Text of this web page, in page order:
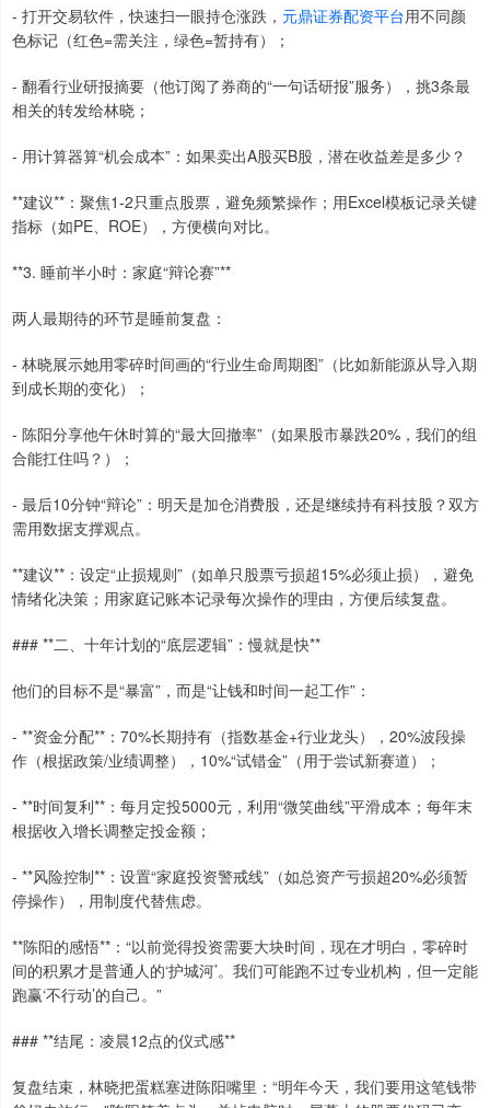
- 打开交易软件，快速扫一眼持仓涨跌， 元鼎证券配资平台用不同颜
色标记（红色=需关注，绿色=暂持有）；
- 翻看行业研报摘要（他订阅了券商的“一句话研报”服务），挑3条最
相关的转发给林晓；
- 用计算器算“机会成本”：如果卖出A股买B股，潜在收益差是多少？
**建议**：聚焦1-2只重点股票，避免频繁操作；用Excel模板记录关键
指标（如PE、ROE），方便横向对比。
**3. 睡前半小时：家庭“辩论赛”**
两人最期待的环节是睡前复盘：
- 林晓展示她用零碎时间画的“行业生命周期图”（比如新能源从导入期
到成长期的变化）；
- 陈阳分享他午休时算的“最大回撤率”（如果股市暴跌20%，我们的组
合能扛住吗？）；
- 最后10分钟“辩论”：明天是加仓消费股，还是继续持有科技股？双方
需用数据支撑观点。
**建议**：设定“止损规则”（如单只股票亏损超15%必须止损），避免
情绪化决策；用家庭记账本记录每次操作的理由，方便后续复盘。
### **二、十年计划的“底层逻辑”：慢就是快**
他们的目标不是“暴富”，而是“让钱和时间一起工作”：
- **资金分配**：70%长期持有（指数基金+行业龙头），20%波段操
作（根据政策/业绩调整），10%“试错金”（用于尝试新赛道）；
- **时间复利**：每月定投5000元，利用“微笑曲线”平滑成本；每年末
根据收入增长调整定投金额；
- **风险控制**：设置“家庭投资警戒线”（如总资产亏损超20%必须暂
停操作），用制度代替焦虑。
**陈阳的感悟**：“以前觉得投资需要大块时间，现在才明白，零碎时
间的积累才是普通人的‘护城河’。我们可能跑不过专业机构，但一定能
跑赢‘不行动’的自己。”
### **结尾：凌晨12点的仪式感**
复盘结束，林晓把蛋糕塞进陈阳嘴里：“明年今天，我们要用这笔钱带